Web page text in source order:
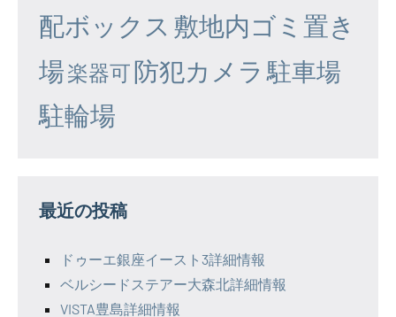
配ボックス 敷地内ゴミ置き
場楽器可防犯カメラ 駐車場
駐輪場
最近の投稿
ドゥーエ銀座イースト3詳細情報
ベルシードステアー大森北詳細情報
VISTA豊島詳細情報